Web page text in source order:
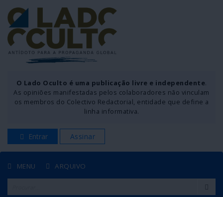
O Lado Oculto é uma publicação livre e independente.
As opiniões manifestadas pelos colaboradores não vinculam
os membros do Colectivo Redactorial, entidade que define a
linha informativa.
Entrar Assinar
MENU ARQUIVO